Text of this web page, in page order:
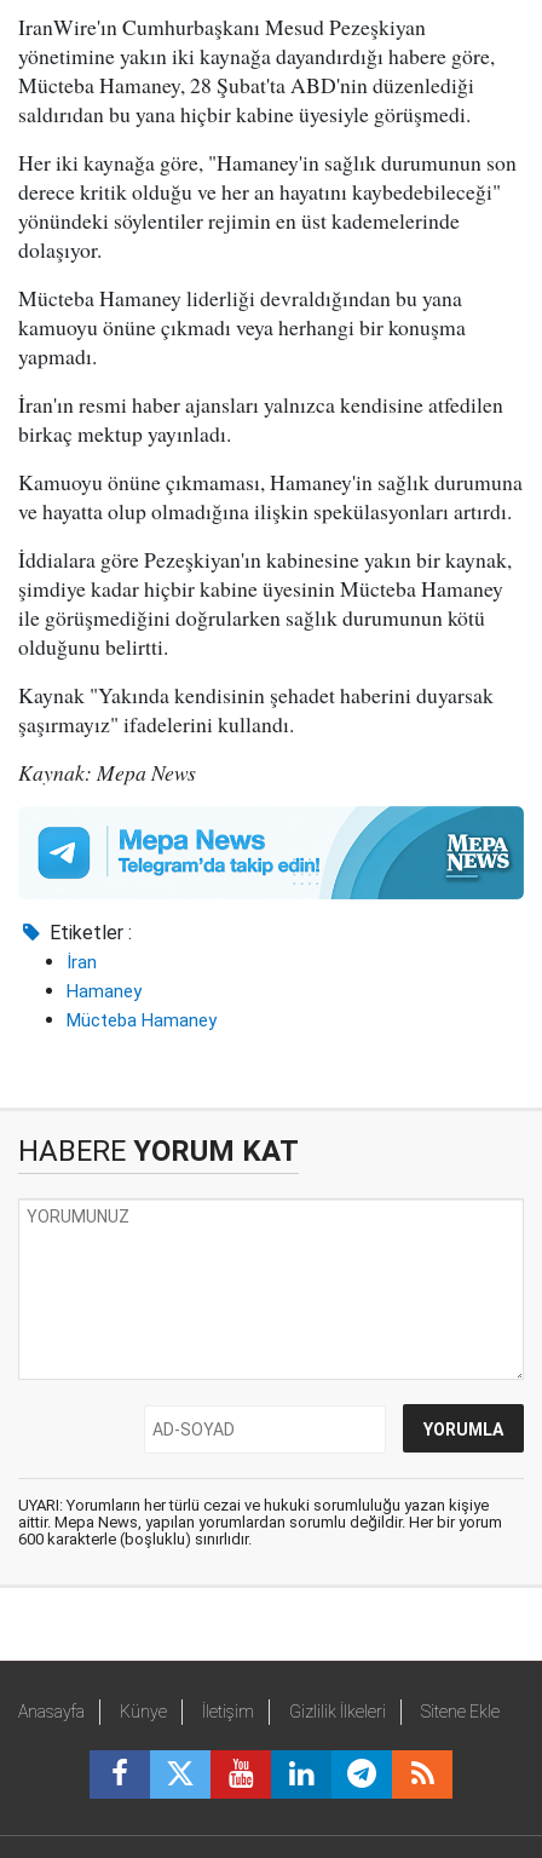
IranWire'ın Cumhurbaşkanı Mesud Pezeşkiyan
yönetimine yakın iki kaynağa dayandırdığı habere göre,
Mücteba Hamaney, 28 Şubat'ta ABD'nin düzenlediği
saldırıdan bu yana hiçbir kabine üyesiyle görüşmedi.
Her iki kaynağa göre, "Hamaney'in sağlık durumunun son
derece kritik olduğu ve her an hayatını kaybedebileceği"
yönündeki söylentiler rejimin en üst kademelerinde
dolaşıyor.
Mücteba Hamaney liderliği devraldığından bu yana
kamuoyu önüne çıkmadı veya herhangi bir konuşma
yapmadı.
İran'ın resmi haber ajansları yalnızca kendisine atfedilen
birkaç mektup yayınladı.
Kamuoyu önüne çıkmaması, Hamaney'in sağlık durumuna
ve hayatta olup olmadığına ilişkin spekülasyonları artırdı.
İddialara göre Pezeşkiyan'ın kabinesine yakın bir kaynak,
şimdiye kadar hiçbir kabine üyesinin Mücteba Hamaney
ile görüşmediğini doğrularken sağlık durumunun kötü
olduğunu belirtti.
Kaynak "Yakında kendisinin şehadet haberini duyarsak
şaşırmayız" ifadelerini kullandı.
Kaynak: Mepa News
Etiketler :
İran
Hamaney
Mücteba Hamaney
HABERE YORUM KAT
UYARI: Yorumların her türlü cezai ve hukuki sorumluluğu yazan kişiye
aittir. Mepa News, yapılan yorumlardan sorumlu değildir. Her bir yorum
600 karakterle (boşluklu) sınırlıdır.
Anasayfa Künye İletişim Gizlilik İlkeleri Sitene Ekle